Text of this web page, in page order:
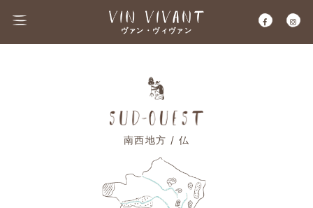
ヴァン・ヴィヴァン
南西地方 / 仏